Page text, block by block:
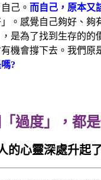
己。 而自己，原本又
。感覺自己夠好、夠
是為了找到生存的
機會撐下去。我們
?
的心靈深處升起